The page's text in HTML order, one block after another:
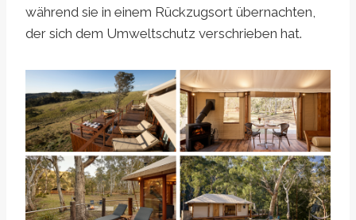
während sie in einem Rückzugsort übernachten,
der sich dem Umweltschutz verschrieben hat.